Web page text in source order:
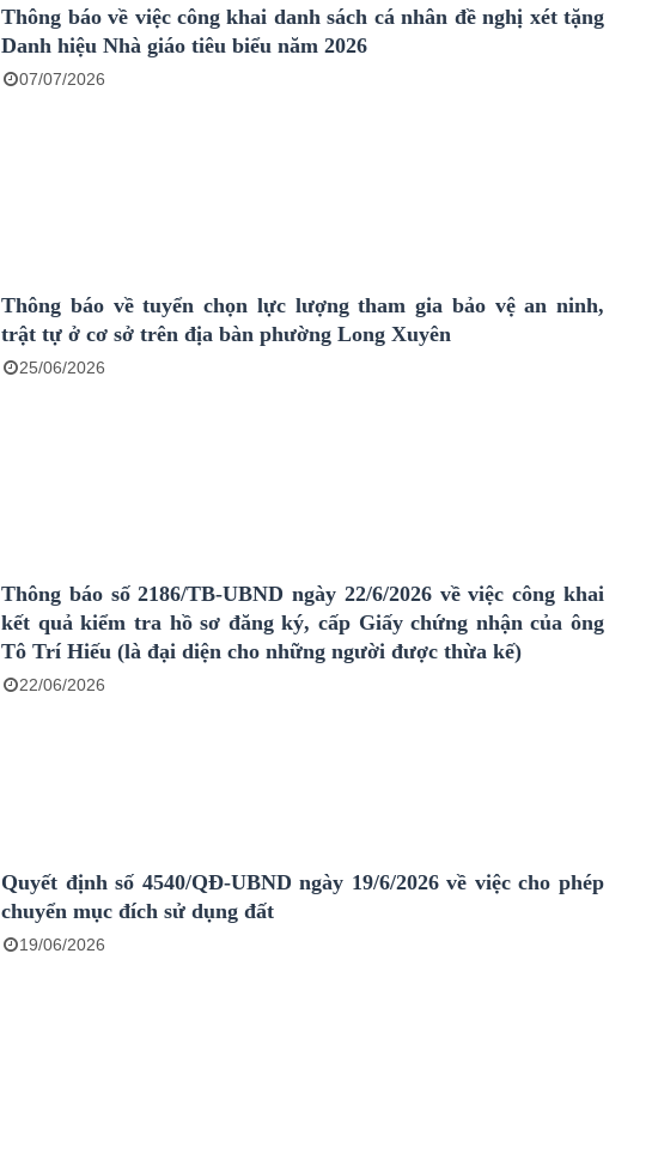
Thông báo về việc công khai danh sách cá nhân đề nghị xét tặng
Danh hiệu Nhà giáo tiêu biểu năm 2026
07/07/2026
Thông báo về tuyển chọn lực lượng tham gia bảo vệ an ninh,
trật tự ở cơ sở trên địa bàn phường Long Xuyên
25/06/2026
Thông báo số 2186/TB-UBND ngày 22/6/2026 về việc công khai
kết quả kiểm tra hồ sơ đăng ký, cấp Giấy chứng nhận của ông
Tô Trí Hiếu (là đại diện cho những người được thừa kế)
22/06/2026
Quyết định số 4540/QĐ-UBND ngày 19/6/2026 về việc cho phép
chuyển mục đích sử dụng đất
19/06/2026